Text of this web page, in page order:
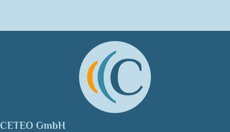
CETEO GmbH